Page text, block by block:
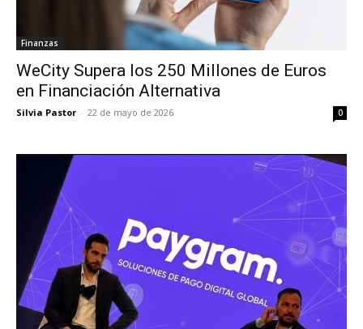
Finanzas
WeCity Supera los 250 Millones de Euros
en Financiación Alternativa
Silvia Pastor - 22 de mayo de 2026 0